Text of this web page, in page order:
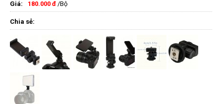
Giá: 180.000 đ /Bộ
Chia sẻ: